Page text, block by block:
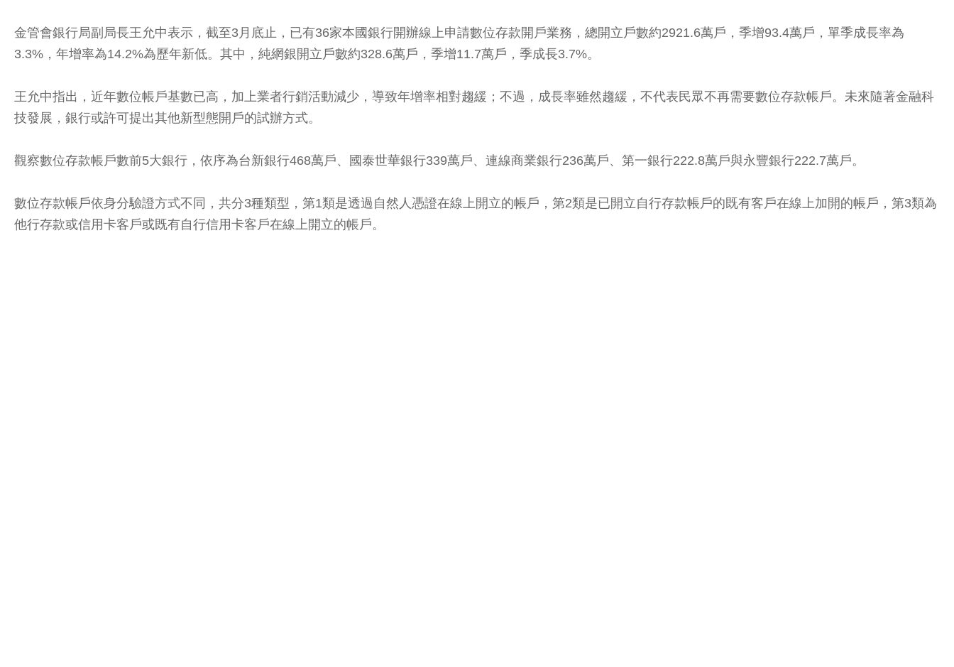
金管會銀行局副局長王允中表示，截至3月底止，已有36家本國銀行開辦線上申請數位存款開戶業務，總開立戶數約2921.6萬戶，季增93.4萬戶，單季成長率為
3.3%，年增率為14.2%為歷年新低。其中，純網銀開立戶數約328.6萬戶，季增11.7萬戶，季成長3.7%。
王允中指出，近年數位帳戶基數已高，加上業者行銷活動減少，導致年增率相對趨緩；不過，成長率雖然趨緩，不代表民眾不再需要數位存款帳戶。未來隨著金融科
技發展，銀行或許可提出其他新型態開戶的試辦方式。
觀察數位存款帳戶數前5大銀行，依序為台新銀行468萬戶、國泰世華銀行339萬戶、連線商業銀行236萬戶、第一銀行222.8萬戶與永豐銀行222.7萬戶。
數位存款帳戶依身分驗證方式不同，共分3種類型，第1類是透過自然人憑證在線上開立的帳戶，第2類是已開立自行存款帳戶的既有客戶在線上加開的帳戶，第3類為
他行存款或信用卡客戶或既有自行信用卡客戶在線上開立的帳戶。